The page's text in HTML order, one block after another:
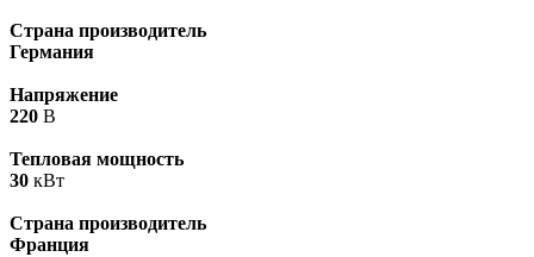
Страна производитель
Германия
Напряжение
220 В
Тепловая мощность
30 кВт
Страна производитель
Франция